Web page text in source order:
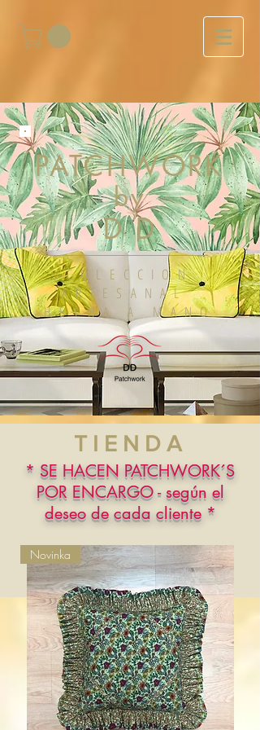
PATCHWORK
by
D D
COLECCION
ARTESANAL
HECHA A MANO
TIENDA
* SE HACEN PATCHWORK´S
POR ENCARGO - según el
deseo de cada cliente *
Novinka